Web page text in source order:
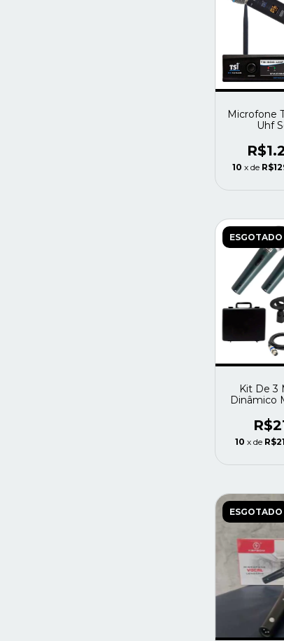
Microfone
Uhf
10 x de
ESGOTADO
Kit De 3
Dinâmico
10 x de
ESGOTADO